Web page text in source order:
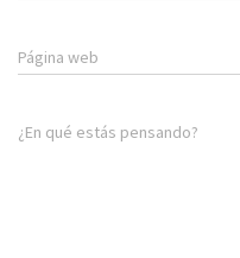
Página web
¿En qué estás pensando?